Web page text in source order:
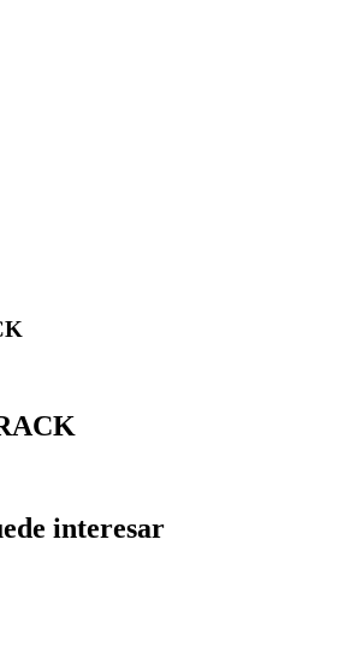
interesar